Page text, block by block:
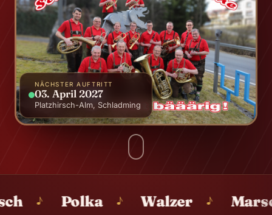
NÄCHSTER AUFTRITT
03. April 2027
Platzhirsch-Alm, Schladming
♪ Polka ♪ Walzer ♪ Marsch ♪